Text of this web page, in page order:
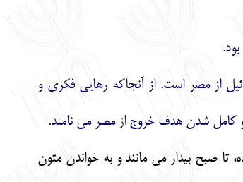
از مصر است. از آنجاكه رهايي فكري و
و كامل شدن هدف خروج از مصر مي نامند.
تا صبح بيدار مي مانند و به خواندن متون